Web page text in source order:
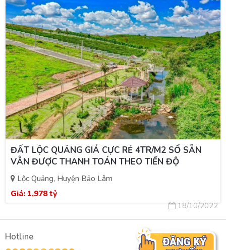
ĐẤT LỘC QUẢNG GIÁ CỰC RẺ 4TR/M2 SỔ SẴN
VẪN ĐƯỢC THANH TOÁN THEO TIẾN ĐỘ
Lộc Quảng, Huyện Bảo Lâm
Giá: 1,978 tỷ
18/10/2022
Hotline